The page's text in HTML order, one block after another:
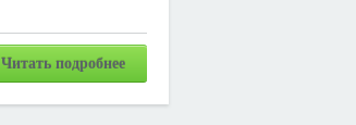
Читать подробнее